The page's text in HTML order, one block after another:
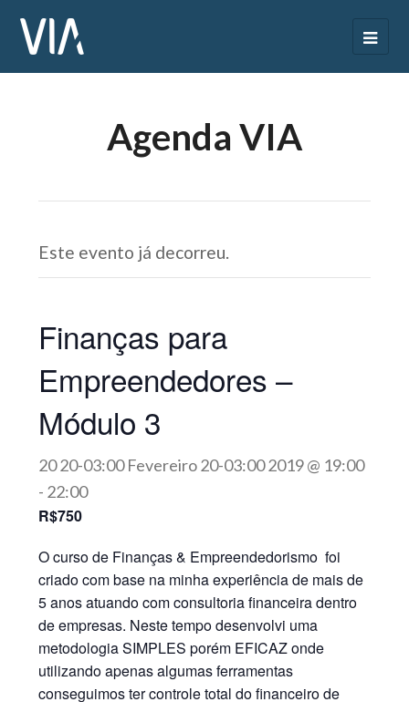
Agenda VIA
Este evento já decorreu.
Finanças para
Empreendedores –
Módulo 3
20 20-03:00 Fevereiro 20-03:00 2019 @ 19:00
- 22:00
R$750
O curso de Finanças & Empreendedorismo foi
criado com base na minha experiência de mais de
5 anos atuando com consultoria financeira dentro
de empresas. Neste tempo desenvolvi uma
metodologia SIMPLES porém EFICAZ onde
utilizando apenas algumas ferramentas
conseguimos ter controle total do financeiro de